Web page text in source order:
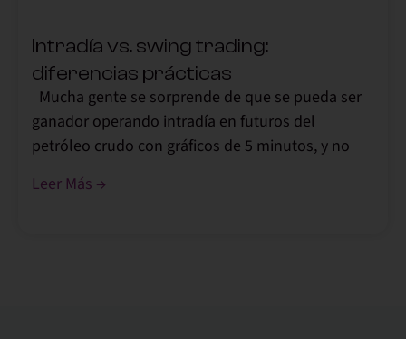
Intradía vs. swing trading:
diferencias prácticas
Mucha gente se sorprende de que se pueda ser
ganador operando intradía en futuros del
petróleo crudo con gráficos de 5 minutos, y no
Leer Más →